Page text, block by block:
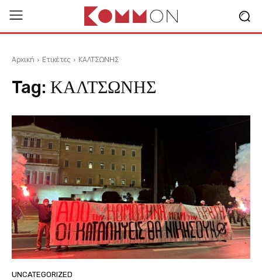
Αρχική Ετικέτες ΚΑΛΤΣΩΝΗΣ
Tag: ΚΑΛΤΣΩΝΗΣ
UNCATEGORIZED